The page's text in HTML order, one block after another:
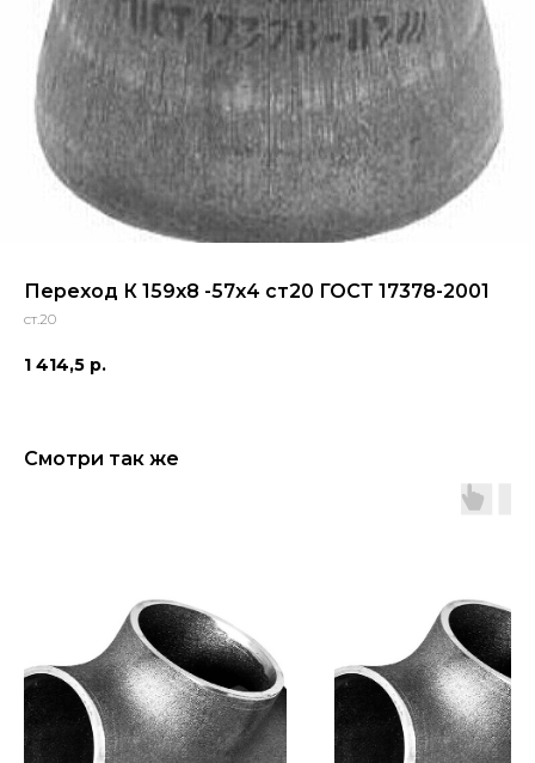
Переход К 159х8 -57х4 ст20 ГОСТ 17378-2001
ст.20
1 414,5 р.
Смотри так же